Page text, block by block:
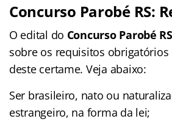
Concurso Parobé RS:
O edital do Concurso Parobé RS
sobre os requisitos
deste certame. Veja abaixo:
Ser brasileiro, nato ou
estrangeiro, na forma da lei;